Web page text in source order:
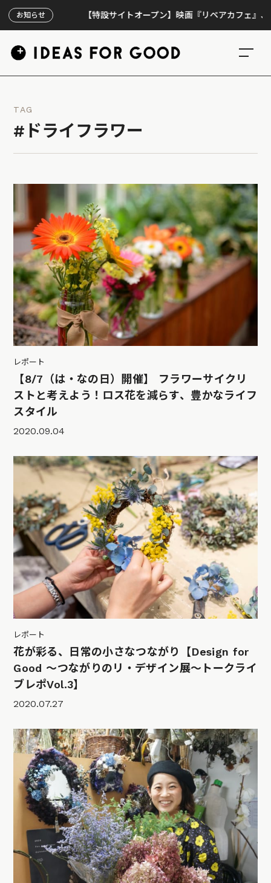
お知らせ 【特設サイトオープン】映画『リペアカフェ』、上映
TAG
#ドライフラワー
レポート
【8/7（は・なの日）開催】 フラワーサイクリ
ストと考えよう！ロス花を減らす、豊かなライフ
スタイル
2020.09.04
レポート
花が彩る、日常の小さなつながり【Design for
Good 〜つながりのリ・デザイン展〜トークライ
ブレポVol.3】
2020.07.27